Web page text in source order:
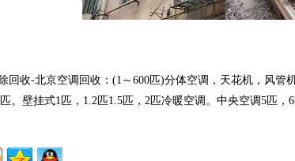
回收-北京空调回收：(1～600匹)分体空调，天花机，风
。壁挂式1匹，1.2匹1.5匹，2匹冷暖空调。中央空调5匹，